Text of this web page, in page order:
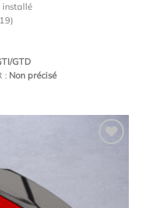
installé
GTD
: Non précisé